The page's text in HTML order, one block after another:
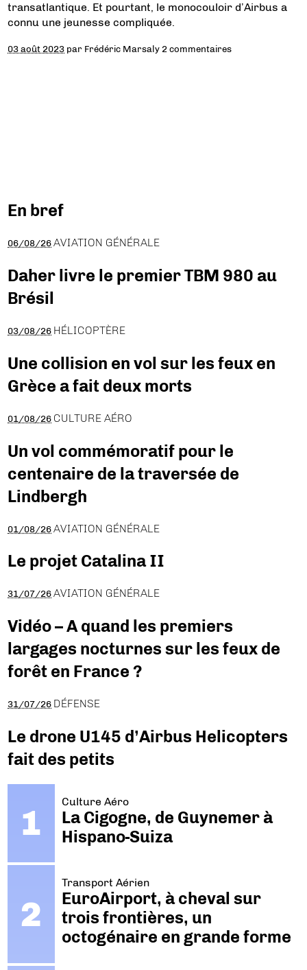
transatlantique. Et pourtant, le monocouloir d’Airbus a
connu une jeunesse compliquée.
03 août 2023 par Frédéric Marsaly 2 commentaires
En bref
06/08/26 AVIATION GÉNÉRALE
Daher livre le premier TBM 980 au
Brésil
03/08/26 HÉLICOPTÈRE
Une collision en vol sur les feux en
Grèce a fait deux morts
01/08/26 CULTURE AÉRO
Un vol commémoratif pour le
centenaire de la traversée de
Lindbergh
01/08/26 AVIATION GÉNÉRALE
Le projet Catalina II
31/07/26 AVIATION GÉNÉRALE
Vidéo – A quand les premiers
largages nocturnes sur les feux de
forêt en France ?
31/07/26 DÉFENSE
Le drone U145 d’Airbus Helicopters
fait des petits
Culture Aéro
La Cigogne, de Guynemer à
Hispano-Suiza
Transport Aérien
EuroAirport, à cheval sur
trois frontières, un
octogénaire en grande forme